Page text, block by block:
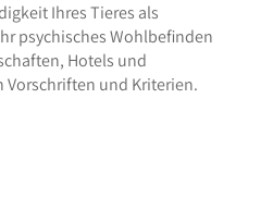
Ihres Tieres als
psychisches Wohlbefinden
Hotels und
und Kriterien.